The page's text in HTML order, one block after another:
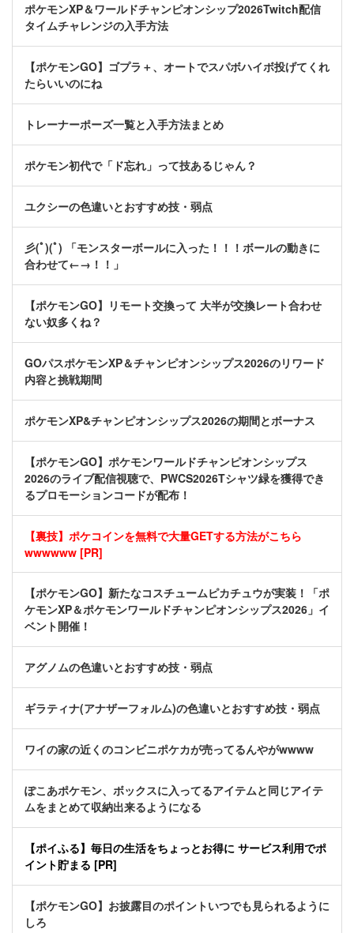
ポケモンXP＆ワールドチャンピオンシップ2026Twitch配信
タイムチャレンジの入手方法
【ポケモンGO】ゴプラ＋、オートでスパボハイボ投げてくれ
たらいいのにね
トレーナーポーズ一覧と入手方法まとめ
ポケモン初代で「ド忘れ」って技あるじゃん？
ユクシーの色違いとおすすめ技・弱点
彡(ﾟ)(ﾟ) 「モンスターボールに入った！！！ボールの動きに
合わせて←→！！」
【ポケモンGO】リモート交換って 大半が交換レート合わせ
ない奴多くね？
GOパスポケモンXP＆チャンピオンシップス2026のリワード
内容と挑戦期間
ポケモンXP&チャンピオンシップス2026の期間とボーナス
【ポケモンGO】ポケモンワールドチャンピオンシップス
2026のライブ配信視聴で、PWCS2026Tシャツ緑を獲得でき
るプロモーションコードが配布！
【裏技】ポケコインを無料で大量GETする方法がこちら
wwwwww [PR]
【ポケモンGO】新たなコスチュームピカチュウが実装！「ポ
ケモンXP＆ポケモンワールドチャンピオンシップス2026」イ
ベント開催！
アグノムの色違いとおすすめ技・弱点
ギラティナ(アナザーフォルム)の色違いとおすすめ技・弱点
ワイの家の近くのコンビニポケカが売ってるんやがwwww
ぽこあポケモン、ボックスに入ってるアイテムと同じアイテ
ムをまとめて収納出来るようになる
【ポイふる】毎日の生活をちょっとお得に サービス利用でポ
イント貯まる [PR]
【ポケモンGO】お披露目のポイントいつでも見られるように
しろ